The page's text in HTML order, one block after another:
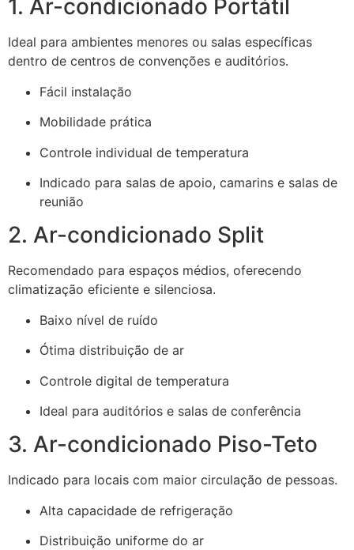
1. Ar-condicionado Portátil
Ideal para ambientes menores ou salas específicas
dentro de centros de convenções e auditórios.
Fácil instalação
Mobilidade prática
Controle individual de temperatura
Indicado para salas de apoio, camarins e salas de
reunião
2. Ar-condicionado Split
Recomendado para espaços médios, oferecendo
climatização eficiente e silenciosa.
Baixo nível de ruído
Ótima distribuição de ar
Controle digital de temperatura
Ideal para auditórios e salas de conferência
3. Ar-condicionado Piso-Teto
Indicado para locais com maior circulação de pessoas.
Alta capacidade de refrigeração
Distribuição uniforme do ar